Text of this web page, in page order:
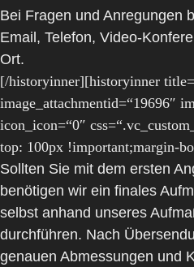
Bei Fragen und Anregungen
Email, Telefon, Video-
Ort.
[/historyinner][historyinner
image_attachmentid=“19696″
icon_icon=“0″
top: 100px !important;margin-
Sollten Sie mit dem ersten
benötigen wir ein finales
selbst anhand unseres
durchführen. Nach
genauen Abmessungen und